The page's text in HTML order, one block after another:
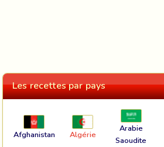
Les recettes par pays
Afghanistan Algérie
Arabie
Saoudite